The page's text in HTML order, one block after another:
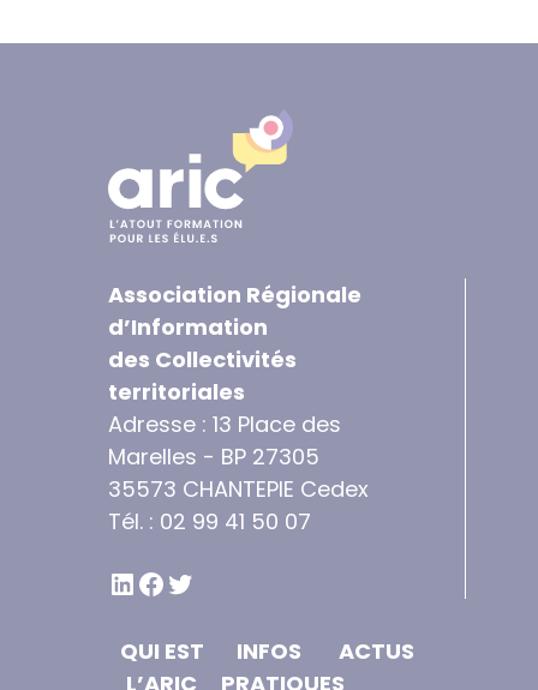
Association Régionale
d’Information
des Collectivités
territoriales
Adresse : 13 Place des
Marelles - BP 27305
35573 CHANTEPIE Cedex
Tél. : 02 99 41 50 07
LINKEDIN
FACEBOOK
TWITTER
QUI EST
L’ARIC
INFOS
PRATIQUES
ACTUS